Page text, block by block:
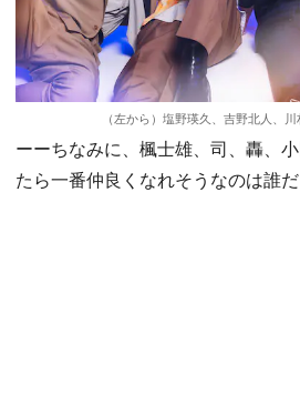
（左から）塩野瑛久、吉野北人、
ーーちなみに、楓士雄、司、轟、
たら一番仲良くなれそうなのは誰